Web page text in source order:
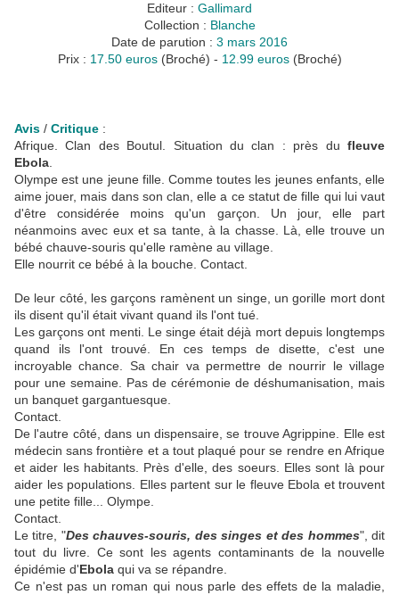
Editeur : Gallimard
Collection : Blanche
Date de parution : 3 mars 2016
Prix : 17.50 euros(Broché) - 12.99 euros(Broché)
Avis / Critique :
Afrique. Clan des Boutul. Situation du clan : près du fleuve
Ebola
Olympe est une jeune fille. Comme toutes les jeunes enfants, elle
aime jouer, mais dans son clan, elle a ce statut de fille qui lui vaut
d'être considérée moins qu'un garçon. Un jour, elle part
néanmoins avec eux et sa tante, à la chasse. Là, elle trouve un
bébé chauve-souris qu'elle ramène au village.
Elle nourrit ce bébé à la bouche. Contact.
De leur côté, les garçons ramènent un singe, un gorille mort dont
ils disent qu'il était vivant quand ils l'ont tué.
Les garçons ont menti. Le singe était déjà mort depuis longtemps
quand ils l'ont trouvé. En ces temps de disette, c'est une
incroyable chance. Sa chair va permettre de nourrir le village
pour une semaine. Pas de cérémonie de déshumanisation, mais
un banquet gargantuesque.
Contact.
De l'autre côté, dans un dispensaire, se trouve Agrippine. Elle est
médecin sans frontière et a tout plaqué pour se rendre en Afrique
et aider les habitants. Près d'elle, des soeurs. Elles sont là pour
aider les populations. Elles partent sur le fleuve Ebola et trouvent
une petite fille... Olympe.
Contact.
Le titre, "Des chauves-souris, des singes et des hommes", dit
tout du livre. Ce sont les agents contaminants de la nouvelle
épidémie d'Ebola qui va se répandre.
Ce n'est pas un roman qui nous parle des effets de la maladie,